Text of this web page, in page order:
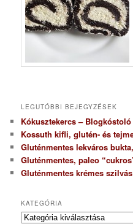
LEGUTÓBBI BEJEGYZÉSEK
Kókusztekercs –
Kossuth kifli, glutén- és
Gluténmentes lekváros
Gluténmentes, paleo
Gluténmentes krémes
KATEGÓRIA
K